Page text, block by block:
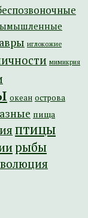
иглокожие
мимикрия
океан острова
пища
птицы
рыбы